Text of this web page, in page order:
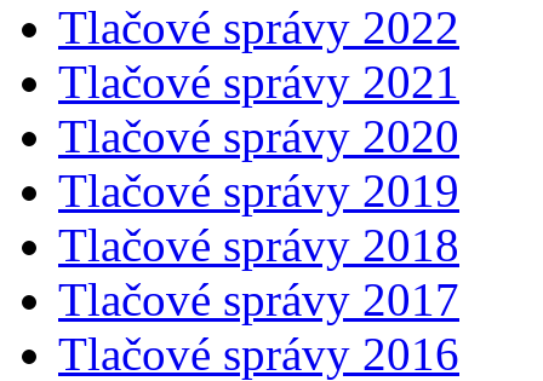
Tlačové správy 2022
Tlačové správy 2021
Tlačové správy 2020
Tlačové správy 2019
Tlačové správy 2018
Tlačové správy 2017
Tlačové správy 2016